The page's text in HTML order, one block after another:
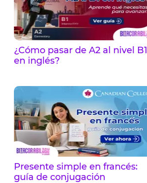
¿Cómo pasar de A2 al nivel B1
en inglés?
Presente simple en francés:
guía de conjugación